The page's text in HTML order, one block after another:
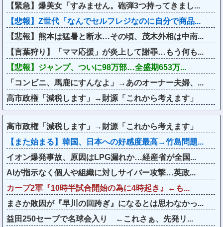
【緊急】爆美女「すみません。砲弾3つ持ってきまし...
【悲報】Z世代「なんでセルフレジなのに自分で商品...
【悲報】熊本は猛暑と断水…その頃、茂木外相は中南...
【言葉狩り】「ママ応援」が炎上して謝罪…もう何も...
【悲報】ジャンプ、ついに98万部…全盛期653万...
「コンビニ、馬鹿にすんなよ」→あのオーナー夫婦、...
高市政権「減税します」→財源「これから考えます」
高市政権「減税します」→財源「これから考えます」
【また始まる】韓国、日本への好感度最高→竹島問題...
イオン爆発事故、原因はLPG漏れか…経産省が全国...
AIが指示なく個人や組織に対しサイバー攻撃…英政...
カープ2軍『10時半試合開始の為に4時起き』←も...
まさか敗因が『早川の回跨ぎ』になるとは思わなかっ...
益田250セーブで名球会入り ←これさぁ、先発リ...